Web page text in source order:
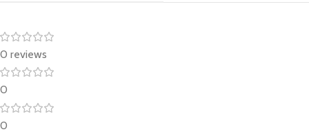
0 reviews
0
0